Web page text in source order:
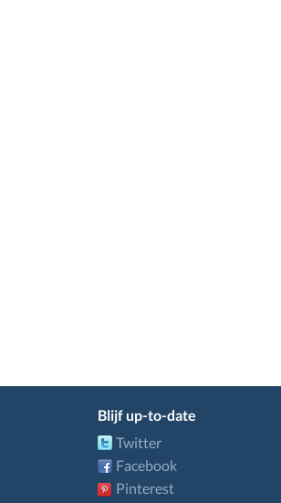
Blijf up-to-date
Twitter
Facebook
Pinterest